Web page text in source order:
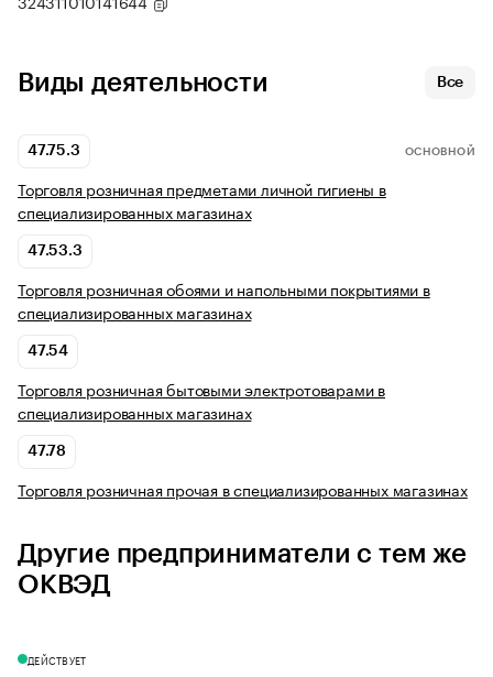
Виды деятельности Все
47.75.3 ОСНОВНОЙ
Торговля розничная предметами личной гигиены в
специализированных магазинах
47.53.3
Торговля розничная обоями и напольными покрытиями в
специализированных магазинах
47.54
Торговля розничная бытовыми электротоварами в
специализированных магазинах
47.78
Торговля розничная прочая в специализированных магазинах
Другие предприниматели с тем же
ОКВЭД
ДЕЙСТВУЕТ